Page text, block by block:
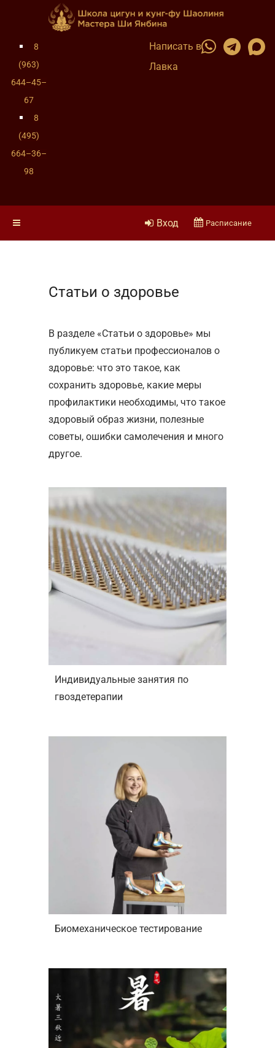
8
(963)
644–45–
67
8
(495)
664–36–
98
Написать в
Лавка
Вход Расписание
Статьи о здоровье
В разделе «Статьи о здоровье» мы
публикуем статьи профессионалов о
здоровье: что это такое, как
сохранить здоровье, какие меры
профилактики необходимы, что такое
здоровый образ жизни, полезные
советы, ошибки самолечения и много
другое.
Индивидуальные занятия по
гвоздетерапии
Биомеханическое тестирование